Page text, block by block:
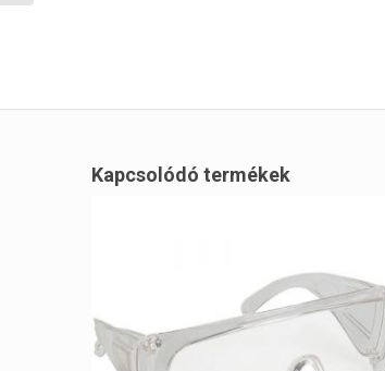
Kapcsolódó termékek